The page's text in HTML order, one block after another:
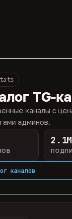
TG-
каналы с
админов.
2.1M
каналов